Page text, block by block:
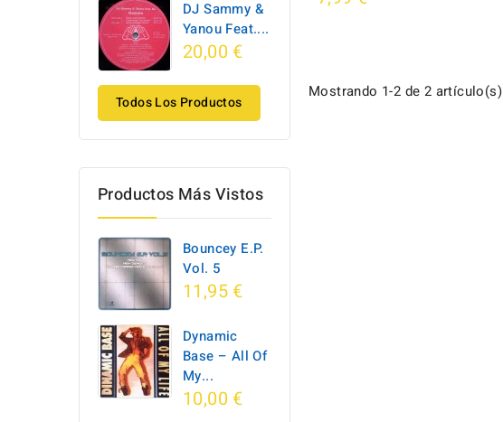
DJ Sammy &
Yanou Feat....
20,00 €
Todos Los Productos
Productos Más Vistos
Bouncey E.P.
Vol. 5
11,95 €
Dynamic
Base ‎– All Of
My...
10,00 €
Mostrando 1-2 de 2 artículo(s)